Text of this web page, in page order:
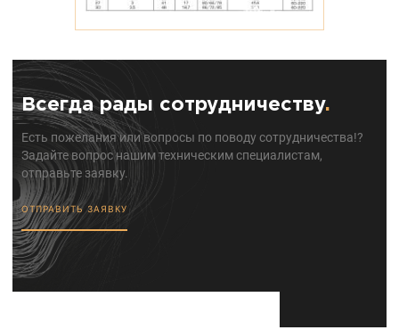
Всегда рады сотрудничеству.
Есть пожелания или вопросы по поводу сотрудничества!?
Задайте вопрос нашим техническим специалистам,
отправьте заявку.
ОТПРАВИТЬ ЗАЯВКУ